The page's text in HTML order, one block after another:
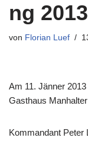
ng 2013
von Florian Luef
Am 11. Jänner
Gasthaus
Kommandant Peter